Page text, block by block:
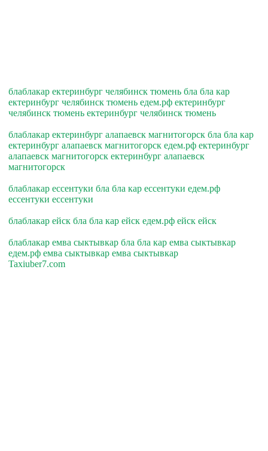
блаблакар ектеринбург челябинск тюмень бла бла кар
ектеринбург челябинск тюмень едем.рф ектеринбург
челябинск тюмень ектеринбург челябинск тюмень
блаблакар ектеринбург алапаевск магнитогорск бла бла кар
ектеринбург алапаевск магнитогорск едем.рф ектеринбург
алапаевск магнитогорск ектеринбург алапаевск
магнитогорск
блаблакар ессентуки бла бла кар ессентуки едем.рф
ессентуки ессентуки
блаблакар ейск бла бла кар ейск едем.рф ейск ейск
блаблакар емва сыктывкар бла бла кар емва сыктывкар
едем.рф емва сыктывкар емва сыктывкар
Taxiuber7.com